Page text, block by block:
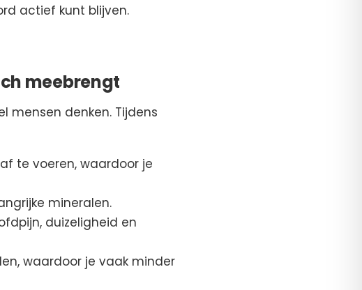
actief kunt blijven.
meebrengt
mensen denken. Tijdens
te voeren, waardoor je
mineralen.
duizeligheid en
waardoor je vaak minder